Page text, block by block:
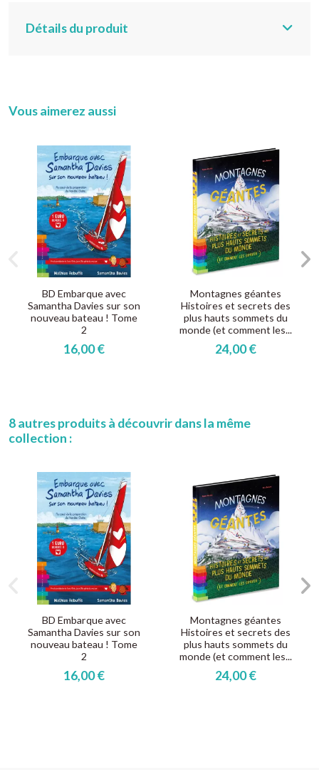
Détails du produit
Vous aimerez aussi
BD Embarque avec
Samantha Davies sur son
nouveau bateau ! Tome
2
16,00 €
Montagnes géantes
Histoires et secrets des
plus hauts sommets du
monde (et comment les...
24,00 €
8 autres produits à découvrir dans la même
collection :
BD Embarque avec
Samantha Davies sur son
nouveau bateau ! Tome
2
16,00 €
Montagnes géantes
Histoires et secrets des
plus hauts sommets du
monde (et comment les...
24,00 €